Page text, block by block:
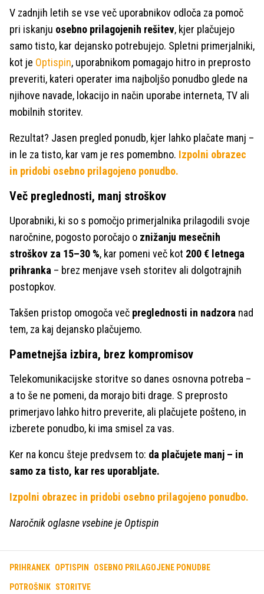
V zadnjih letih se vse več uporabnikov odloča za pomoč
pri iskanju osebno prilagojenih rešitev, kjer plačujejo
samo tisto, kar dejansko potrebujejo. Spletni primerjalniki,
kot je Optispin, uporabnikom pomagajo hitro in preprosto
preveriti, kateri operater ima najboljšo ponudbo glede na
njihove navade, lokacijo in način uporabe interneta, TV ali
mobilnih storitev.
Rezultat? Jasen pregled ponudb, kjer lahko plačate manj –
in le za tisto, kar vam je res pomembno. Izpolni obrazec
in pridobi osebno prilagojeno ponudbo.
Več preglednosti, manj stroškov
Uporabniki, ki so s pomočjo primerjalnika prilagodili svoje
naročnine, pogosto poročajo o znižanju mesečnih
stroškov za 15–30 %, kar pomeni več kot 200 € letnega
prihranka – brez menjave vseh storitev ali dolgotrajnih
postopkov.
Takšen pristop omogoča več preglednosti in nadzora nad
tem, za kaj dejansko plačujemo.
Pametnejša izbira, brez kompromisov
Telekomunikacijske storitve so danes osnovna potreba –
a to še ne pomeni, da morajo biti drage. S preprosto
primerjavo lahko hitro preverite, ali plačujete pošteno, in
izberete ponudbo, ki ima smisel za vas.
Ker na koncu šteje predvsem to: da plačujete manj – in
samo za tisto, kar res uporabljate.
Izpolni obrazec in pridobi osebno prilagojeno ponudbo.
Naročnik oglasne vsebine je Optispin
PRIHRANEK OPTISPIN OSEBNO PRILAGOJENE PONUDBE
POTROŠNIK STORITVE